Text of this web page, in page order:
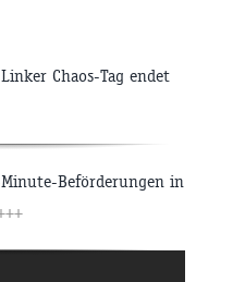
Chaos-Tag endet
Beförderungen in